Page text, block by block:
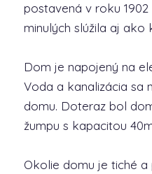
postavená v roku
minulých slúžila aj ako
Dom je napojený na
Voda a kanalizácia sa
domu. Doteraz bol
žumpu s kapacitou
Okolie domu je tiché a